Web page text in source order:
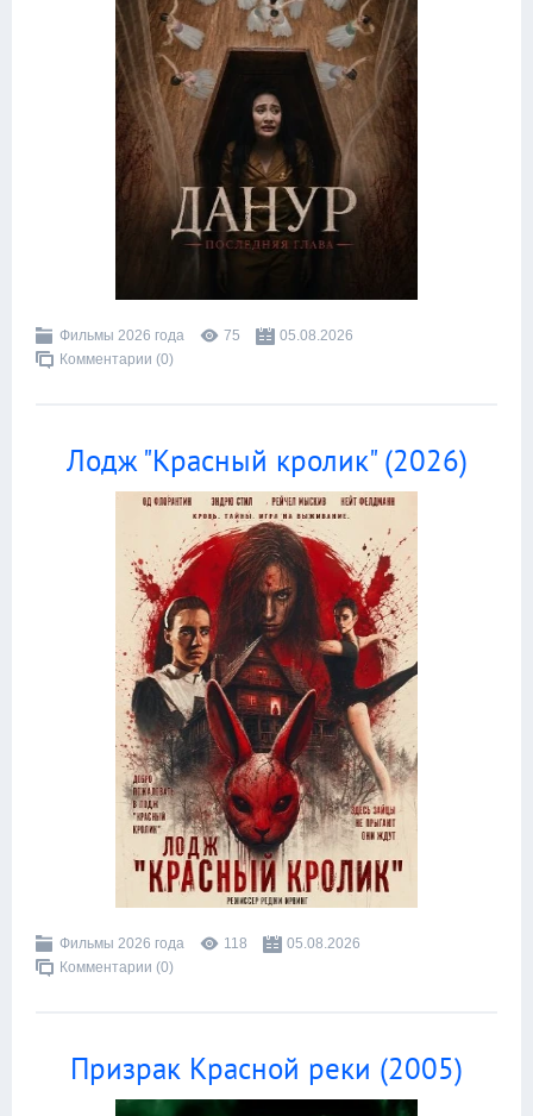
Фильмы 2026 года 75
05.08.2026
Комментарии (0)
Лодж "Красный кролик" (2026)
Фильмы 2026 года 118
05.08.2026
Комментарии (0)
Призрак Красной реки (2005)